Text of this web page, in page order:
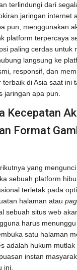
terlindungi dari
jaringan internet
pun, menggunakan
platform terpercaya
paling cerdas untuk
langsung ke
responsif, dan
terbaik di Asia saat ini
jaringan apa pun.
Kecepatan
Format
yang
sebuah platform
terletak pada
halaman atau
sebuah situs web
harus
satu halaman
adalah hukum mutlak
instan
ini.